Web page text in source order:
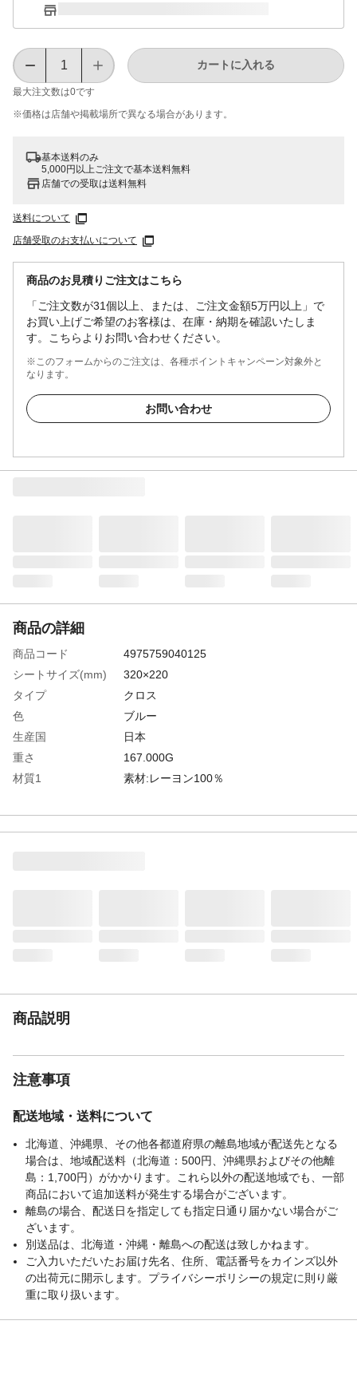
最大注文数は0です
カートに入れる
※価格は​店舗や​掲載場所で​異なる​場合が​あります。
基本送料のみ
5,000円以上ご注文で基本送料無料
店舗での受取は送料無料
送料について
店舗受取のお支払いについて
商品のお見積りご注文はこちら
「ご注文数が31個以上、または、ご注文金額5万円以上」で
お買い上げご希望のお客様は、在庫・納期を確認いたしま
す。こちらよりお問い合わせください。
※このフォームからのご注文は、各種ポイントキャンペーン対象外と
なります。
お問い合わせ
商品の詳細
商品コード
4975759040125
シートサイズ(mm)
320×220
タイプ
クロス
色
ブルー
生産国
日本
重さ
167.000G
材質1
素材:レーヨン100％
商品説明
注意事項
配送地域・送料について
北海道、沖縄県、その他各都道府県の離島地域が配送先となる
場合は、地域配送料（北海道：500円、沖縄県およびその他離
島：1,700円）がかかります。これら以外の配送地域でも、一部
商品において追加送料が発生する場合がございます。
離島の場合、配送日を指定しても指定日通り届かない場合がご
ざいます。
別送品は、北海道・沖縄・離島への配送は致しかねます。
ご入力いただいたお届け先名、住所、電話番号をカインズ以外
の出荷元に開示します。プライバシーポリシーの規定に則り厳
重に取り扱います。